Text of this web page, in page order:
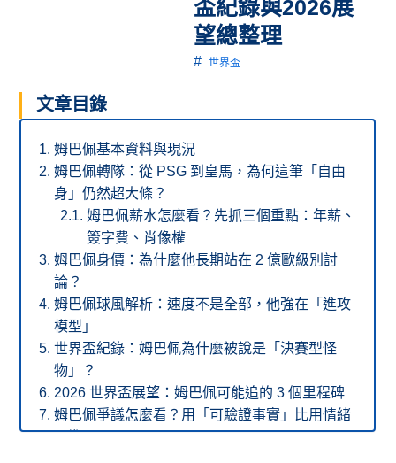
盃紀錄與2026展
望總整理
# 世界盃
文章目錄
姆巴佩基本資料與現況
姆巴佩轉隊：從 PSG 到皇馬，為何這筆「自由
身」仍然超大條？
姆巴佩薪水怎麼看？先抓三個重點：年薪、
簽字費、肖像權
姆巴佩身價：為什麼他長期站在 2 億歐級別討
論？
姆巴佩球風解析：速度不是全部，他強在「進攻
模型」
世界盃紀錄：姆巴佩為什麼被說是「決賽型怪
物」？
2026 世界盃展望：姆巴佩可能追的 3 個里程碑
姆巴佩爭議怎麼看？用「可驗證事實」比用情緒
更準